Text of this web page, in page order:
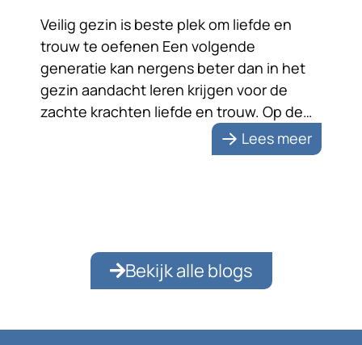
Veilig gezin is beste plek om liefde en
trouw te oefenen Een volgende
generatie kan nergens beter dan in het
gezin aandacht leren krijgen voor de
zachte krachten liefde en trouw. Op de
foto staan ze liefdevol naar elkaar
toegewend. Na zeventig jaar huwelijk zijn
Lees meer
Bekijk alle blogs